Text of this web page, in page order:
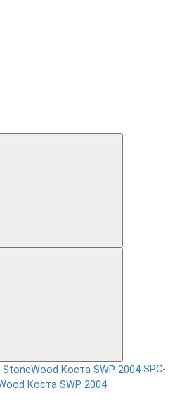
SPC-
Коста SWP 2004